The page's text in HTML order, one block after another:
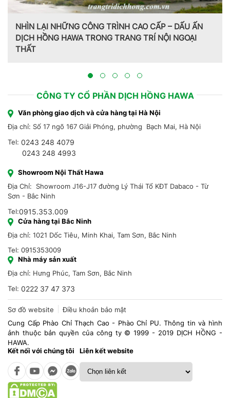
NHÌN LẠI NHỮNG CÔNG TRÌNH CAO CẤP – DẤU ẤN
DỊCH HỒNG HAWA TRONG TRANG TRÍ NỘI NGOẠI
THẤT
CÔNG TY CỔ PHẦN DỊCH HỒNG HAWA
Văn phòng giao dịch và cửa hàng tại Hà Nội
Địa chỉ: Số 17 ngõ 167 Giải Phóng, phường Bạch Mai, Hà Nội
Tel: 0243 248 4079
0243 248 4993
Showroom Nội Thất Hawa
Địa Chỉ: Showroom J16-J17 đường Lý Thái Tổ KĐT Dabaco - Từ
Sơn - Bắc Ninh
Tel:0915.353.009
Cửa hàng tại Bắc Ninh
Địa chỉ: 1021 Dốc Tiêu, Minh Khai, Tam Sơn, Bắc Ninh
Tel: 0915353009
Nhà máy sản xuất
Địa chỉ: Hưng Phúc, Tam Sơn, Bắc Ninh
Tel: 0222 37 47 373
Sơ đồ website
Điều khoản bảo mật
Cung Cấp Phào Chỉ Thạch Cao - Phào Chỉ PU. Thông tin và hình
ảnh thuộc bản quyền của công ty © 1999 - 2019 DỊCH HỒNG -
HAWA.
Kết nối với chúng tôi
Liên kết website